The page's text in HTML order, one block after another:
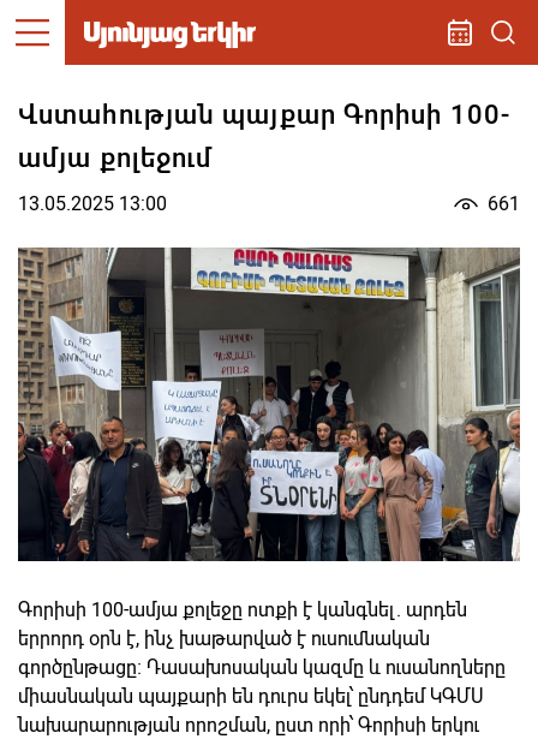
Վստահության պայքար Գորիսի 100-
ամյա քոլեջում
13.05.2025 13:00 661
Գորիսի 100-ամյա քոլեջը ոտքի է կանգնել. արդեն
երրորդ օրն է, ինչ խաթարված է ուսումնական
գործընթացը։ Դասախոսական կազմը և ուսանողները
միասնական պայքարի են դուրս եկել՝ ընդդեմ ԿԳՄՍ
նախարարության որոշման, ըստ որի՝ Գորիսի երկու